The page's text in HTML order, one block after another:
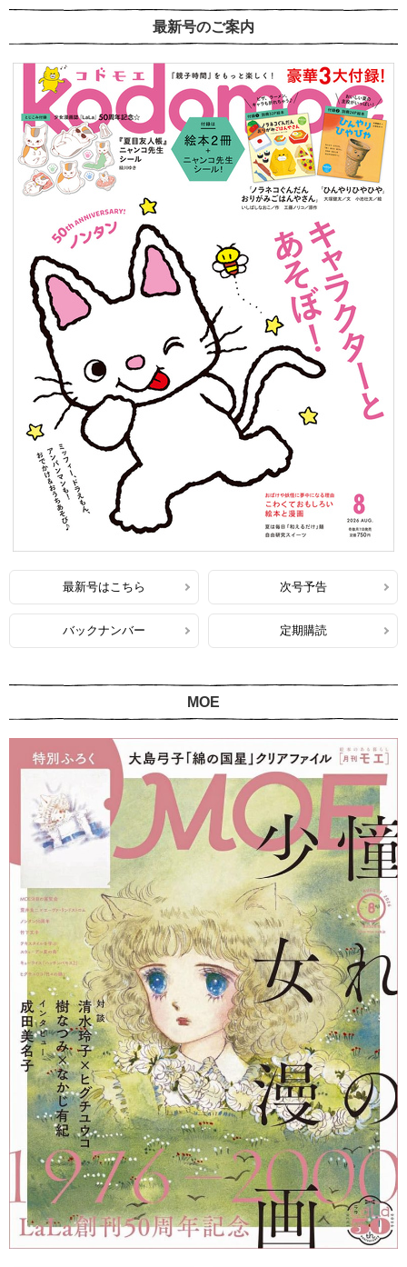
最新号のご案内
最新号はこちら 次号予告
バックナンバー 定期購読
MOE